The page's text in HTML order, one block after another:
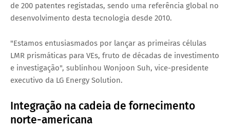
de 200 patentes registadas, sendo uma referência global no
desenvolvimento desta tecnologia desde 2010.
"Estamos entusiasmados por lançar as primeiras células
LMR prismáticas para VEs, fruto de décadas de investimento
e investigação", sublinhou Wonjoon Suh, vice-presidente
executivo da LG Energy Solution.
Integração na cadeia de fornecimento
norte-americana